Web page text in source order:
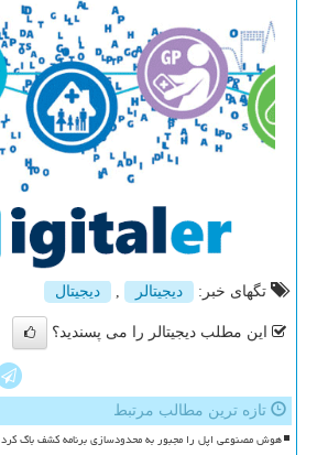
تگهای خبر: دیجیتالر دیجیتال
این مطلب دیجیتالر را می پسندید؟
تازه ترین مطالب مرتبط
هوش مصنوعی اپل را مجبور به محدودسازی برنامه کشف باگ کرد